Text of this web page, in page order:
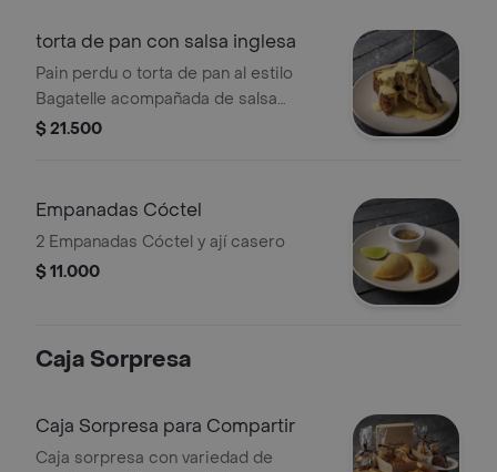
torta de pan con salsa inglesa
Pain perdu o torta de pan al estilo
Bagatelle acompañada de salsa
inglesa
$ 21.500
Empanadas Cóctel
2 Empanadas Cóctel y ají casero
$ 11.000
Caja Sorpresa
Caja Sorpresa para Compartir
Caja sorpresa con variedad de